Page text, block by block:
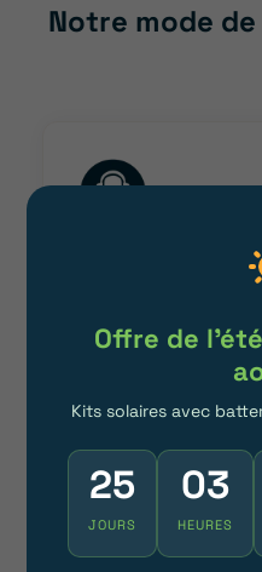
Notre mode
UN SUIVI
Du premier
finale, notre
accompagnement
inébranlable.
Nous assurons
de votre installation
Offre de
Kits solaires avec
25
JOURS
03
HEURES